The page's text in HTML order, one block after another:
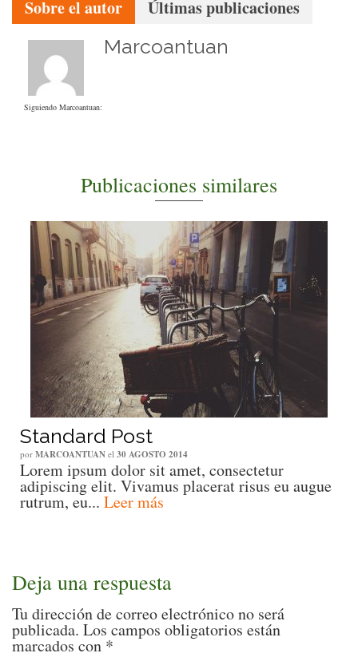
Sobre el autor Últimas publicaciones
Siguiendo Marcoantuan:
Marcoantuan
Publicaciones similares
Standard Post
por MARCOANTUAN el 30 AGOSTO 2014
Lorem ipsum dolor sit amet, consectetur
adipiscing elit. Vivamus placerat risus eu augue
rutrum, eu... Leer más
Deja una respuesta
Tu dirección de correo electrónico no será
publicada. Los campos obligatorios están
marcados con *